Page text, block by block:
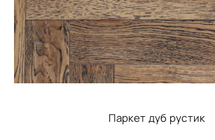
Паркет дуб рустик